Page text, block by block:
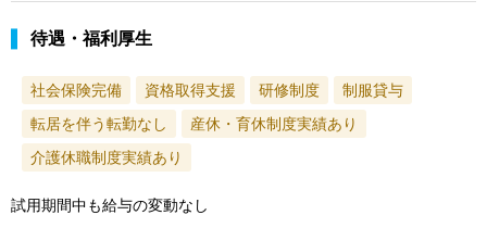
待遇・福利厚生
社会保険完備 資格取得支援 研修制度
制服貸与
転居を伴う転勤なし
産休・育休制度実績あり
介護休職制度実績あり
試用期間中も給与の変動なし